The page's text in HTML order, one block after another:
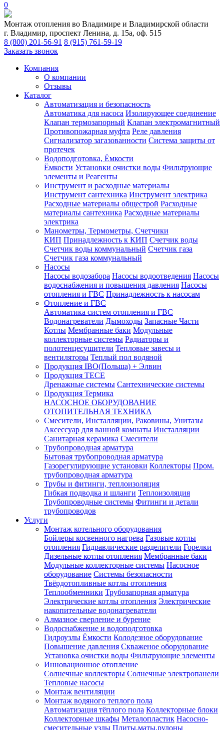
0
Монтаж отопления во Владимире и Владимирской области
г. Владимир, проспект Ленина, д. 15а, оф. 515
8 (800) 201-56-91 8 (915) 761-59-19
Заказать звонок
Компания
О компании
Отзывы
Каталог
Автоматизация и безопасность
Автоматика для насоса Изолирующее соединение
Клапан термозапорный Клапан электромагнитный
Противопожарная муфта Реле давления
Сигнализатор загазованности Система защиты от
протечек
Водоподготовка, Ёмкости
Ёмкости Установки очистки воды Фильтрующие
элементы и Реагенты
Инструмент и расходные материалы
Инструмент сантехника Инструмент электрика
Расходные материалы общестрой Расходные
материалы сантехника Расходные материалы
электрика
Манометры, Термометры, Счетчики
КИП Принадлежность к КИП Счетчик воды
Счетчик воды коммунальный Счетчик газа
Счетчик газа коммунальный
Насосы
Насосы водозабора Насосы водоотведения Насосы
водоснабжения и повышения давления Насосы
отопления и ГВС Принадлежность к насосам
Отопление и ГВС
Автоматика систем отопления и ГВС
Водонагреватели Дымоходы Запасные Части
Котлы Мембранные баки Модульные
коллекторные системы Радиаторы и
полотенцесушители Тепловые завесы и
вентиляторы Теплый пол водяной
Продукция IBO(Польша) + Элвин
Продукция TECE
Дренажные системы Сантехнические системы
Продукция Термика
НАСОСНОЕ ОБОРУДОВАНИЕ
ОТОПИТЕЛЬНАЯ ТЕХНИКА
Смесители, Инсталляции, Раковины, Унитазы
Аксессуар для ванной комнаты Инсталляции
Санитарная керамика Смесители
Трубопроводная арматура
Бытовая трубопроводная арматура
Газорегулирующие установки Коллекторы Пром.
трубопроводная арматура
Трубы и фитинги, теплоизоляция
Гибкая подводка и шланги Теплоизоляция
Трубопроводные системы Фитинги и детали
трубопроводов
Услуги
Монтаж котельного оборудования
Бойлеры косвенного нагрева Газовые котлы
отопления Гидравлические разделители Горелки
Дизельные котлы отопления Мембранные баки
Модульные коллекторные системы Насосное
оборудование Системы безопасности
Твёрдотопливные котлы отопления
Теплообменники Трубозапорная арматура
Электрические котлы отопления Электрические
накопительные водонагреватели
Алмазное сверление и бурение
Водоснабжение и водоподготовка
Гидроузлы Ёмкости Колодезное оборудование
Повышение давления Скваженое оборудование
Установка очистки воды Фильтрующие элементы
Инновационное отопление
Солнечные коллекторы Солнечные электропанели
Тепловые насосы
Монтаж вентиляции
Монтаж водяного теплого пола
Автоматизация тёплого пола Коллекторные блоки
Коллекторные шкафы Металопластик Насосно-
смесительные узлы Плиты,маты,рулоны